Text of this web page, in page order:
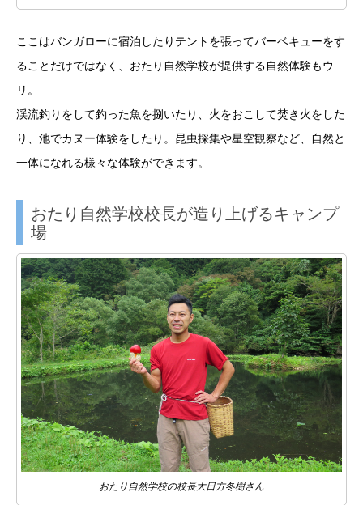
ここはバンガローに宿泊したりテントを張ってバーベキューをす
ることだけではなく、おたり自然学校が提供する自然体験もウ
リ。
渓流釣りをして釣った魚を捌いたり、火をおこして焚き火をした
り、池でカヌー体験をしたり。昆虫採集や星空観察など、自然と
一体になれる様々な体験ができます。
おたり自然学校校長が造り上げるキャンプ
場
おたり自然学校の校長大日方冬樹さん